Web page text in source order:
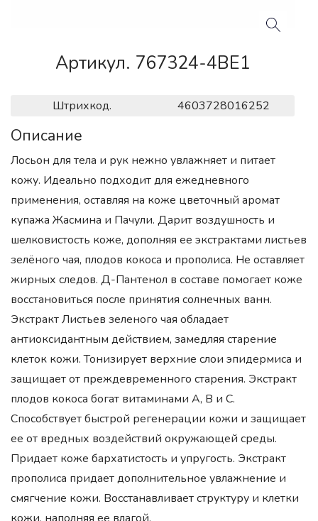
Артикул. 767324-4BE1
Штрихкод. 4603728016252
Описание
Лосьон для тела и рук нежно увлажняет и питает
кожу. Идеально подходит для ежедневного
применения, оставляя на коже цветочный аромат
купажа Жасмина и Пачули. Дарит воздушность и
шелковистость коже, дополняя ее экстрактами листьев
зелёного чая, плодов кокоса и прополиса. Не оставляет
жирных следов. Д-Пантенол в составе помогает коже
восстановиться после принятия солнечных ванн.
Экстракт Листьев зеленого чая обладает
антиоксидантным действием, замедляя старение
клеток кожи. Тонизирует верхние слои эпидермиса и
защищает от преждевременного старения. Экстракт
плодов кокоса богат витаминами A, B и C.
Способствует быстрой регенерации кожи и защищает
ее от вредных воздействий окружающей среды.
Придает коже бархатистость и упругость. Экстракт
прополиса придает дополнительное увлажнение и
смягчение кожи. Восстанавливает структуру и клетки